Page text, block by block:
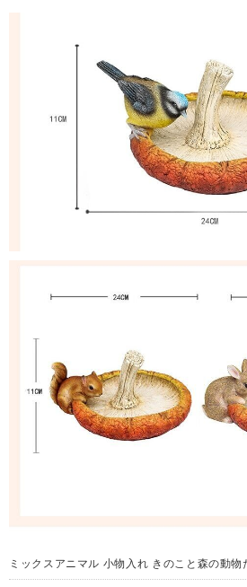
ミックスアニマル 小物入れ きのこと森の動物